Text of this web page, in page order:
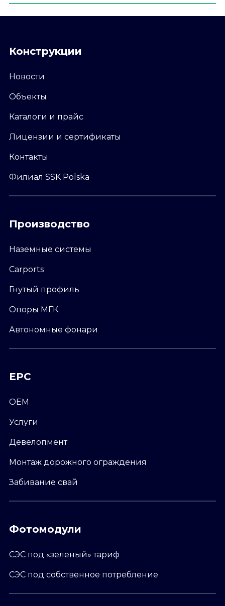
Конструкции
Новости
Объекты
Каталоги и прайс
Лицензии и сертификаты
Контакты
Филиал SSK Polska
Производство
Наземные системы
Carports
Гнутый профиль
Опоры МГК
Автономные фонари
EPC
ОЕМ
Услуги
Девелопмент
Монтаж дорожного ограждения
Забивание свай
Фотомодули
СЭС под «зеленый» тариф
СЭС под собственное потребление